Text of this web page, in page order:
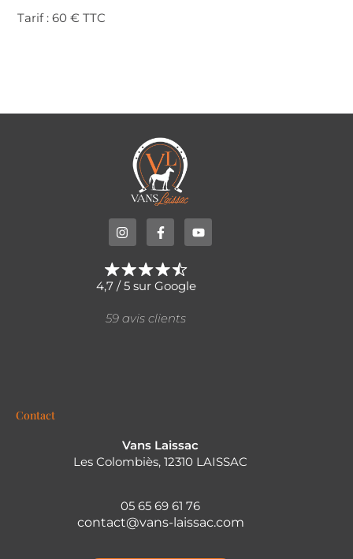
Tarif : 60 € TTC
4,7 / 5 sur Google
59 avis clients
Contact
Vans Laissac
Les Colombiès, 12310 LAISSAC
05 65 69 61 76
contact@vans-laissac.com